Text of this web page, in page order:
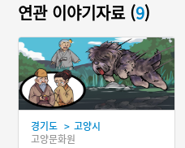
연관 이야기자료 (9)
경기도 > 고양시
고양문화원